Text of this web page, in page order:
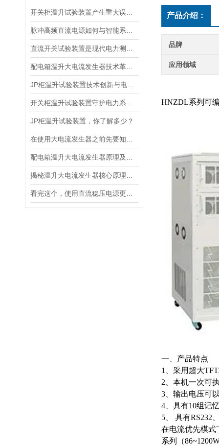
JP柜温升试验装置，你了解多少？
产品介绍：
品牌
应用领域
HNZDL系列可
一、产品特点
1、采用超大
2、本机一次可
3、输出电压可
4、具有10组记
5、 具有RS232
在电流优先模式
系列（